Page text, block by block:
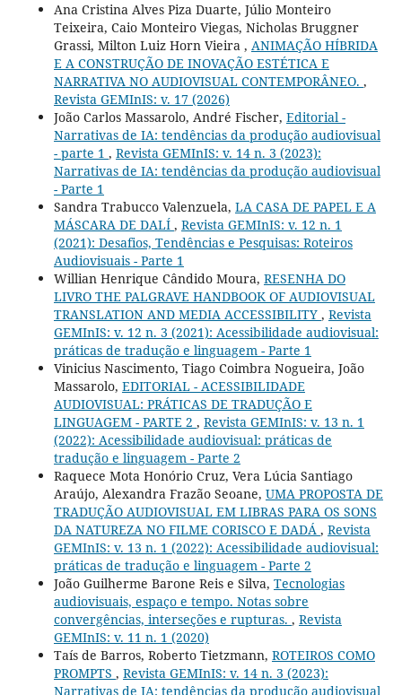
Ana Cristina Alves Piza Duarte, Júlio Monteiro
Teixeira, Caio Monteiro Viegas, Nicholas Bruggner
Grassi, Milton Luiz Horn Vieira , ANIMAÇÃO HÍBRIDA
E A CONSTRUÇÃO DE INOVAÇÃO ESTÉTICA E
NARRATIVA NO AUDIOVISUAL CONTEMPORÂNEO. ,
Revista GEMInIS: v. 17 (2026)
João Carlos Massarolo, André Fischer, Editorial -
Narrativas de IA: tendências da produção audiovisual
- parte 1 , Revista GEMInIS: v. 14 n. 3 (2023):
Narrativas de IA: tendências da produção audiovisual
- Parte 1
Sandra Trabucco Valenzuela, LA CASA DE PAPEL E A
MÁSCARA DE DALÍ , Revista GEMInIS: v. 12 n. 1
(2021): Desafios, Tendências e Pesquisas: Roteiros
Audiovisuais - Parte 1
Willian Henrique Cândido Moura, RESENHA DO
LIVRO THE PALGRAVE HANDBOOK OF AUDIOVISUAL
TRANSLATION AND MEDIA ACCESSIBILITY , Revista
GEMInIS: v. 12 n. 3 (2021): Acessibilidade audiovisual:
práticas de tradução e linguagem - Parte 1
Vinicius Nascimento, Tiago Coimbra Nogueira, João
Massarolo, EDITORIAL - ACESSIBILIDADE
AUDIOVISUAL: PRÁTICAS DE TRADUÇÃO E
LINGUAGEM - PARTE 2 , Revista GEMInIS: v. 13 n. 1
(2022): Acessibilidade audiovisual: práticas de
tradução e linguagem - Parte 2
Raquece Mota Honório Cruz, Vera Lúcia Santiago
Araújo, Alexandra Frazão Seoane, UMA PROPOSTA DE
TRADUÇÃO AUDIOVISUAL EM LIBRAS PARA OS SONS
DA NATUREZA NO FILME CORISCO E DADÁ , Revista
GEMInIS: v. 13 n. 1 (2022): Acessibilidade audiovisual:
práticas de tradução e linguagem - Parte 2
João Guilherme Barone Reis e Silva, Tecnologias
audiovisuais, espaço e tempo. Notas sobre
convergências, interseções e rupturas. , Revista
GEMInIS: v. 11 n. 1 (2020)
Taís de Barros, Roberto Tietzmann, ROTEIROS COMO
PROMPTS , Revista GEMInIS: v. 14 n. 3 (2023):
Narrativas de IA: tendências da produção audiovisual